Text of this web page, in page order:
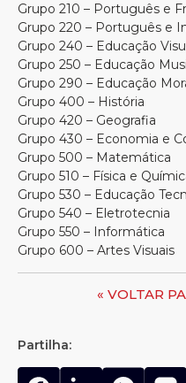
Grupo 210 – Português e
Grupo 220 – Português e
Grupo 240 – Educação
Grupo 250 – Educação
Grupo 290 – Educação
Grupo 400 – História
Grupo 420 – Geografia
Grupo 430 – Economia e
Grupo 500 – Matemática
Grupo 510 – Física e
Grupo 530 – Educação
Grupo 540 – Eletrotecnia
Grupo 550 – Informática
Grupo 600 – Artes Visuais
« VOLTAR
Partilha: